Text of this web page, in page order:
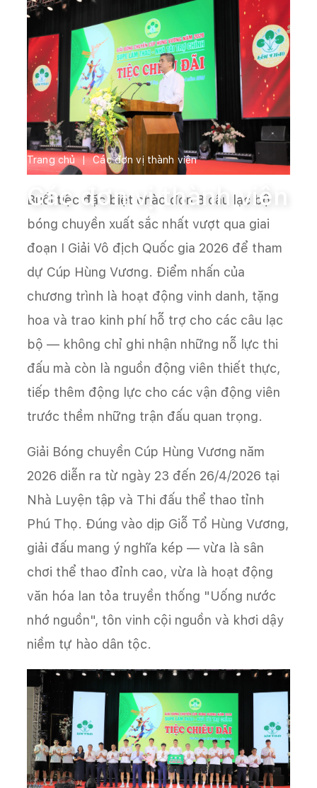
Trang chủ Các đơn vị thành viên
Các đơn vị thành viên
Buổi tiệc đặc biệt chào đón 8 câu lạc bộ
bóng chuyền xuất sắc nhất vượt qua giai
đoạn I Giải Vô địch Quốc gia 2026 để tham
dự Cúp Hùng Vương. Điểm nhấn của
chương trình là hoạt động vinh danh, tặng
hoa và trao kinh phí hỗ trợ cho các câu lạc
bộ — không chỉ ghi nhận những nỗ lực thi
đấu mà còn là nguồn động viên thiết thực,
tiếp thêm động lực cho các vận động viên
trước thềm những trận đấu quan trọng.
Giải Bóng chuyền Cúp Hùng Vương năm
2026 diễn ra từ ngày 23 đến 26/4/2026 tại
Nhà Luyện tập và Thi đấu thể thao tỉnh
Phú Thọ. Đúng vào dịp Giỗ Tổ Hùng Vương,
giải đấu mang ý nghĩa kép — vừa là sân
chơi thể thao đỉnh cao, vừa là hoạt động
văn hóa lan tỏa truyền thống "Uống nước
nhớ nguồn", tôn vinh cội nguồn và khơi dậy
niềm tự hào dân tộc.